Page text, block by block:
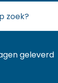
geleverd